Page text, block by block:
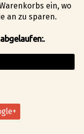
ein, wo
an zu sparen.